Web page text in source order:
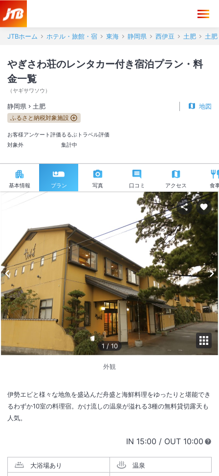
JTBホーム ホテル・旅館・宿 東海 静岡県 西伊豆 土肥 土肥
やぎさわ荘のレンタカー付き宿泊プラン・料
金一覧
（ヤギサワソウ ）
静岡県 土肥 地図
ふるさと納税対象施設
お客様アンケート評価
対象外
るるぶトラベル評価
集計中
基本情報 プラン 写真 口コミ アクセス 食
1 / 10
外観
伊勢エビと様々な地魚を盛込んだ舟盛と海鮮料理をゆったりと堪能でき
るわずか10室の料理宿。かけ流しの温泉が溢れる3種の無料貸切露天も
人気。
IN チェックイン
15:00 / OUT チェック
10:00
大浴場あり
温泉